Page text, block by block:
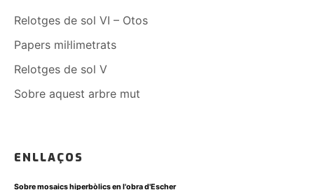
Relotges de sol VI – Otos
Papers mil·limetrats
Relotges de sol V
Sobre aquest arbre mut
ENLLAÇOS
Sobre mosaics hiperbòlics en l'obra d'Escher